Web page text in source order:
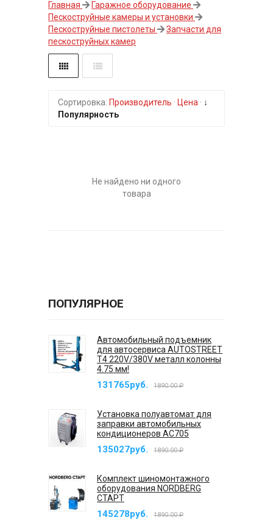
Главная
Гаражное оборудование
Пескоструйные камеры и установки
Пескоструйные пистолеты
Запчасти для
пескоструйных камер
Сортировка: Производитель · Цена · ↓
Популярность
Не найдено ни одного
товара
ПОПУЛЯРНОЕ
Автомобильный подъемник
для автосервиса AUTOSTREET
T4 220V/380V металл колонны
4.75 мм!
131765руб. 1890.00 ₽
Установка полуавтомат для
заправки автомобильных
кондиционеров AC705
135027руб. 1890.00 ₽
Комплект шиномонтажного
оборудования NORDBERG
СТАРТ
145278руб. 1890.00 ₽